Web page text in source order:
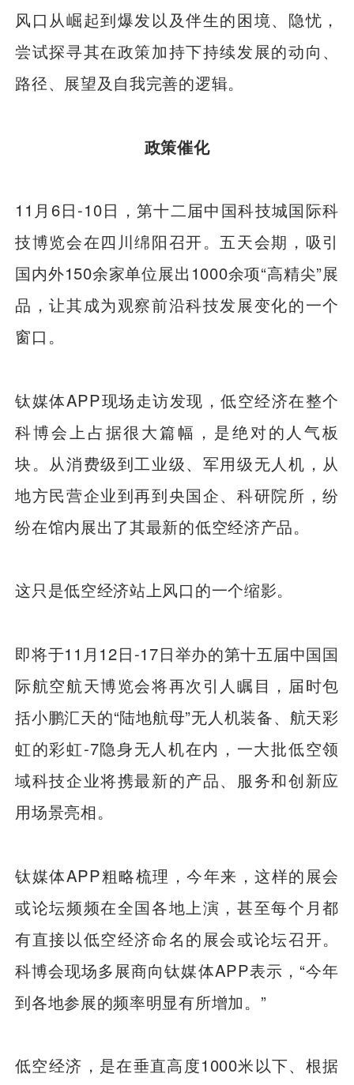
风口从崛起到爆发以及伴生的困境、隐忧，
尝试探寻其在政策加持下持续发展的动向、
路径、展望及自我完善的逻辑。
政策催化
11月6日-10日，第十二届中国科技城国际科
技博览会在四川绵阳召开。五天会期，吸引
国内外150余家单位展出1000余项“高精尖”展
品，让其成为观察前沿科技发展变化的一个
窗口。
钛媒体APP现场走访发现，低空经济在整个
科博会上占据很大篇幅，是绝对的人气板
块。从消费级到工业级、军用级无人机，从
地方民营企业到再到央国企、科研院所，纷
纷在馆内展出了其最新的低空经济产品。
这只是低空经济站上风口的一个缩影。
即将于11月12日-17日举办的第十五届中国国
际航空航天博览会将再次引人瞩目，届时包
括小鹏汇天的“陆地航母”无人机装备、航天彩
虹的彩虹-7隐身无人机在内，一大批低空领
域科技企业将携最新的产品、服务和创新应
用场景亮相。
钛媒体APP粗略梳理，今年来，这样的展会
或论坛频频在全国各地上演，甚至每个月都
有直接以低空经济命名的展会或论坛召开。
科博会现场多展商向钛媒体APP表示，“今年
到各地参展的频率明显有所增加。”
低空经济，是在垂直高度1000米以下、根据